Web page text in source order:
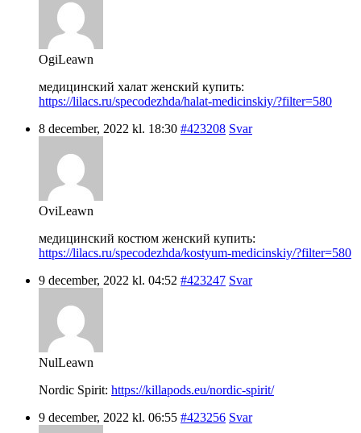
OgiLeawn
медицинский халат женский купить:
https://lilacs.ru/specodezhda/halat-medicinskiy/?filter=580
8 december, 2022 kl. 18:30 #423208 Svar
OviLeawn
медицинский костюм женский купить:
https://lilacs.ru/specodezhda/kostyum-medicinskiy/?filter=580
9 december, 2022 kl. 04:52 #423247 Svar
NulLeawn
Nordic Spirit: https://killapods.eu/nordic-spirit/
9 december, 2022 kl. 06:55 #423256 Svar